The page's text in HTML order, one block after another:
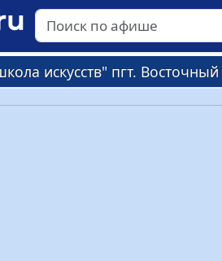
искусств" пгт. Восточный